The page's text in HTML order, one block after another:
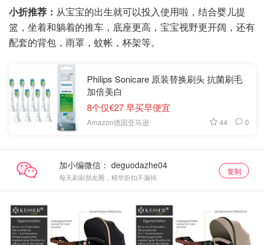
小折推荐： 从宝宝的出生就可以投入使用啦，结合婴儿提
篮，坐着和躺着的推车，底座更高，宝宝视野更开阔，还有
配套的背包，雨罩，蚊帐，杯架等。
Philips Sonicare 原装替换刷头 抗菌刷毛
加倍美白
8个仅€27 早买早便宜
Amazon德国亚马逊 44 0
加小编微信：
每天刷刷朋友圈，精华折扣不漏掉
复制